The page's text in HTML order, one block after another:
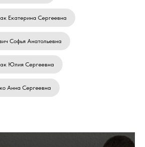
Екатерина Сергеевна
Софья Анатольевна
Юлия Сергеевна
Анна Сергеевна